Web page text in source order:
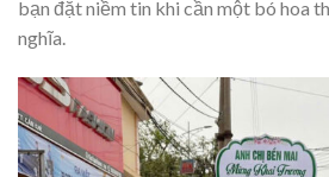
bạn đặt niềm tin khi cần một bó hoa
nghĩa.